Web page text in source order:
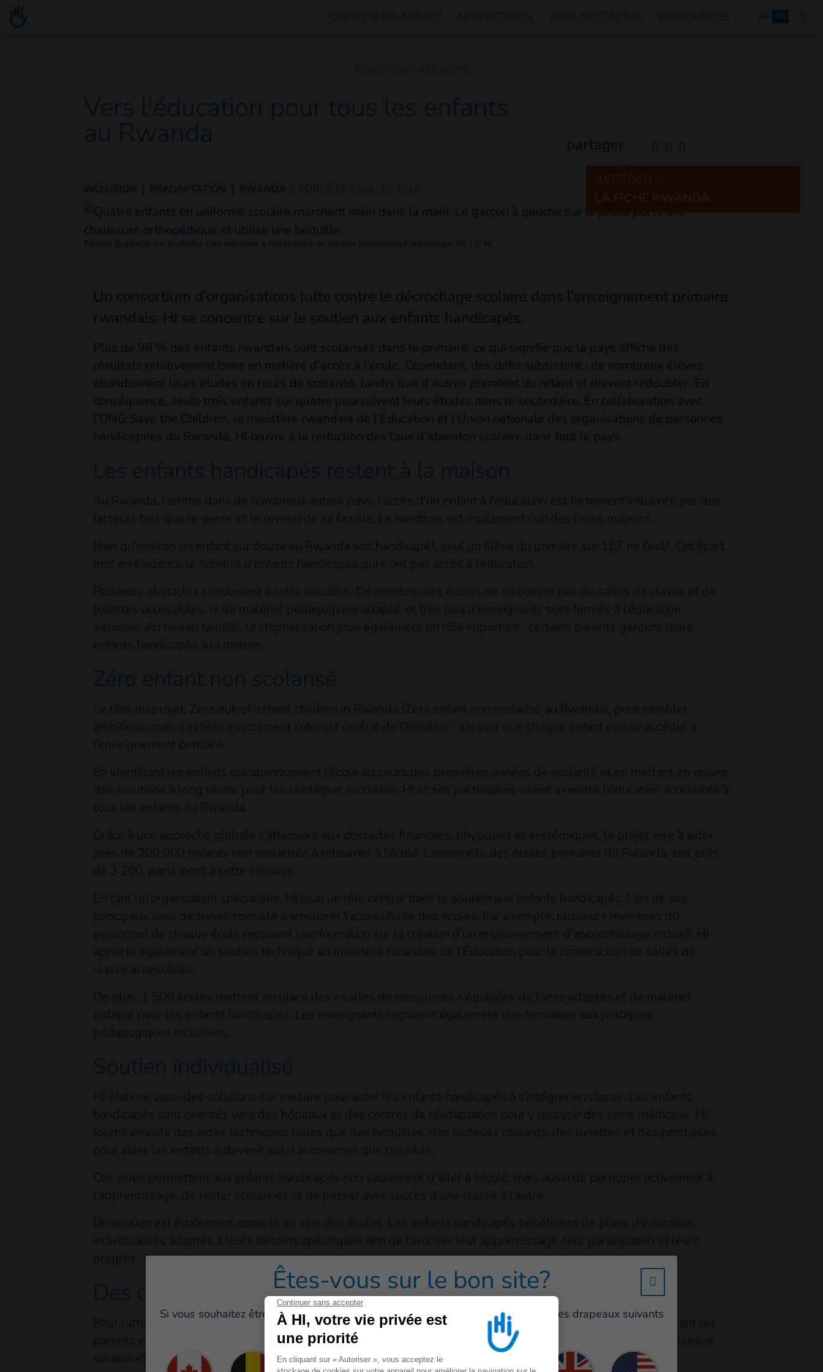
Go to main content ENGLISH
EN FR
ACTUALITÉS
Vers l'éducation pour tous les enfants
au Rwanda partager
INCLUSION RÉADAPTATION RWANDA
Félicien (à gauche sur la photo) a pu retourner à l'école grâce au soutien personnalisé apporté par HI. © HI
ACCÉDER À
LA FICHE RWANDA
Un consortium d’organisations lutte contre le décrochage scolaire dans l’enseignement primaire
rwandais. HI se concentre sur le soutien aux enfants handicapés.
Plus de 98 % des enfants rwandais sont scolarisés dans le primaire, ce qui signifie que le pays affiche des
résultats relativement bons en matière d’accès à l’école. Cependant, des défis subsistent : de nombreux élèves
abandonnent leurs études en cours de scolarité, tandis que d’autres prennent du retard et doivent redoubler. En
conséquence, seuls trois enfants sur quatre poursuivent leurs études dans le secondaire. En collaboration avec
l’ONG Save the Children, le ministère rwandais de l’Éducation et l’Union nationale des organisations de personnes
handicapées du Rwanda, HI œuvre à la réduction des taux d’abandon scolaire dans tout le pays.
Les enfants handicapés restent à la maison
Au Rwanda, comme dans de nombreux autres pays, l’accès d’un enfant à l’éducation est fortement influencé par des
facteurs tels que le genre et le revenu de sa famille. Le handicap est également l’un des freins majeurs.
Bien qu’environ un enfant sur douze au Rwanda soit handicapé¹, seul un élève du primaire sur 167 ne l’est². Cet écart
met en évidence le nombre d’enfants handicapés qui n’ont pas accès à l’éducation.
Plusieurs obstacles conduisent à cette situation. De nombreuses écoles ne disposent pas de salles de classe et de
toilettes accessibles, ni de matériel pédagogique adapté, et très peu d’enseignants sont formés à l’éducation
inclusive. Au niveau familial, la stigmatisation joue également un rôle important : certains parents gardent leurs
enfants handicapés à la maison.
Zéro enfant non scolarisé
Le titre du projet, Zero out-of-school children in Rwanda (Zéro enfant non scolarisé au Rwanda), peut sembler
ambitieux, mais il reflète exactement l’objectif central de l’initiative : garantir que chaque enfant puisse accéder à
l’enseignement primaire.
En identifiant les enfants qui abandonnent l’école au cours des premières années de scolarité et en mettant en œuvre
des solutions à long terme pour les réintégrer en classe, HI et ses partenaires visent à rendre l’éducation accessible à
tous les enfants du Rwanda.
Grâce à une approche globale s’attaquant aux obstacles financiers, physiques et systémiques, le projet vise à aider
près de 200 000 enfants non scolarisés à retourner à l’école. L’ensemble des écoles primaires du Rwanda, soit près
de 3 200, participent à cette initiative.
En tant qu’organisation spécialisée, HI joue un rôle central dans le soutien aux enfants handicapés. L’un de ses
principaux axes de travail consiste à améliorer l’accessibilité des écoles. Par exemple, plusieurs membres du
personnel de chaque école reçoivent une formation sur la création d’un environnement d’apprentissage inclusif. HI
apporte également un soutien technique au ministère rwandais de l’Éducation pour la construction de salles de
classe accessibles.
De plus, 1 500 écoles mettent en place des « salles de ressources » équipées de livres adaptés et de matériel
ludique pour les enfants handicapés. Les enseignants reçoivent également une formation aux pratiques
pédagogiques inclusives.
Soutien individualisé
HI élabore aussi des solutions sur mesure pour aider les enfants handicapés à s’intégrer en classe. Les enfants
handicapés sont orientés vers des hôpitaux et des centres de réadaptation pour y recevoir des soins médicaux. HI
fournit ensuite des aides techniques telles que des béquilles, des fauteuils roulants, des lunettes et des prothèses
pour aider les enfants à devenir aussi autonomes que possible.
Ces aides permettent aux enfants handicapés non seulement d’aller à l’école, mais aussi de participer activement à
l’apprentissage, de rester scolarisés et de passer avec succès d’une classe à l’autre.
Un soutien est également apporté au sein des écoles. Les enfants handicapés bénéficient de plans d'éducation
individualisés adaptés à leurs besoins spécifiques afin de favoriser leur apprentissage, leur participation et leurs
progrès.
Des clubs scolaires sensibilisent le public
Pour lutter contre la stigmatisation liée au handicap, le projet organise des campagnes de sensibilisation ciblant les
parents et les communautés. Des personnalités rwandaises interviennent à la radio, à la télévision, sur les réseaux
sociaux et d’autres canaux pour encourager les parents à scolariser leurs enfants.
Êtes-vous sur le bon site?
Si vous souhaitez être redirigé vers un de nos sites grand public cliquez sur un des drapeaux suivants